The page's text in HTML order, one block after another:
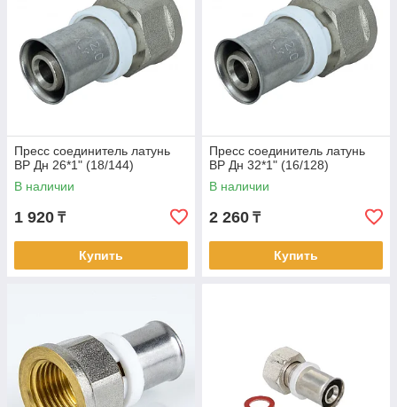
Пресс соединитель латунь
ВР Дн 26*1" (18/144)
В наличии
1 920 ₸
Купить
Пресс соединитель латунь
ВР Дн 32*1" (16/128)
В наличии
2 260 ₸
Купить